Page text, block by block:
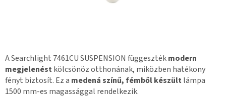
A Searchlight 7461CU SUSPENSION függesztékmodern
megjelenéstkölcsönöz otthonának, miközben hatékony
fényt biztosít. Ez a medená színű, fémből készültlámpa
1500 mm-es magassággal rendelkezik.